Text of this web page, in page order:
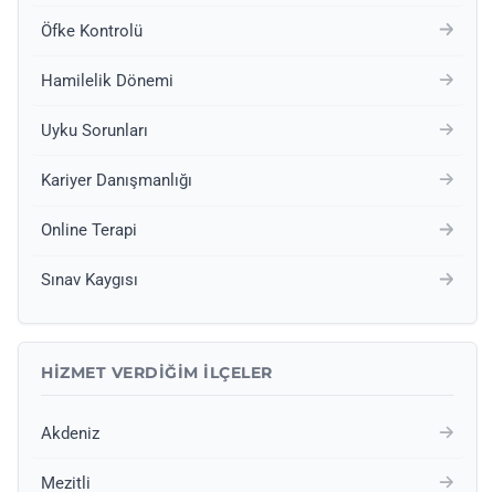
Öfke Kontrolü
Hamilelik Dönemi
Uyku Sorunları
Kariyer Danışmanlığı
Online Terapi
Sınav Kaygısı
HIZMET VERDIĞIM İLÇELER
Akdeniz
Mezitli